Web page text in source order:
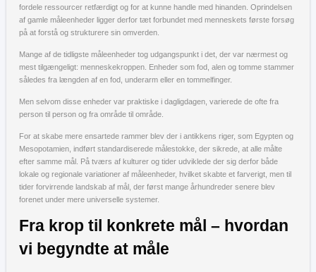
fordele ressourcer retfærdigt og for at kunne handle med hinanden. Oprindelsen
af gamle måleenheder ligger derfor tæt forbundet med menneskets første forsøg
på at forstå og strukturere sin omverden.
Mange af de tidligste måleenheder tog udgangspunkt i det, der var nærmest og
mest tilgængeligt: menneskekroppen. Enheder som fod, alen og tomme stammer
således fra længden af en fod, underarm eller en tommelfinger.
Men selvom disse enheder var praktiske i dagligdagen, varierede de ofte fra
person til person og fra område til område.
For at skabe mere ensartede rammer blev der i antikkens riger, som Egypten og
Mesopotamien, indført standardiserede målestokke, der sikrede, at alle målte
efter samme mål. På tværs af kulturer og tider udviklede der sig derfor både
lokale og regionale variationer af måleenheder, hvilket skabte et farverigt, men til
tider forvirrende landskab af mål, der først mange århundreder senere blev
forenet under mere universelle systemer.
Fra krop til konkrete mål – hvordan
vi begyndte at måle